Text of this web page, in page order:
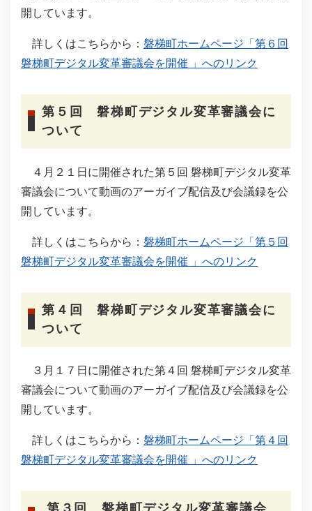
開しています。
詳しくはこちらから： 磐梯町ホームページ「第６回
磐梯町デジタル変革審議会を開催 」へのリンク
第５回 磐梯町デジタル変革審議会に
ついて
４月２１日に開催された第５回 磐梯町デジタル変革
審議会について動画のアーガイブ配信及び会議録を公
開しています。
詳しくはこちらから： 磐梯町ホームページ「第５回
磐梯町デジタル変革審議会を開催 」へのリンク
第４回 磐梯町デジタル変革審議会に
ついて
３月１７日に開催された第４回 磐梯町デジタル変革
審議会について動画のアーガイブ配信及び会議録を公
開しています。
詳しくはこちらから： 磐梯町ホームページ「第４回
磐梯町デジタル変革審議会を開催 」へのリンク
第３回 磐梯町デジタル変革審議会